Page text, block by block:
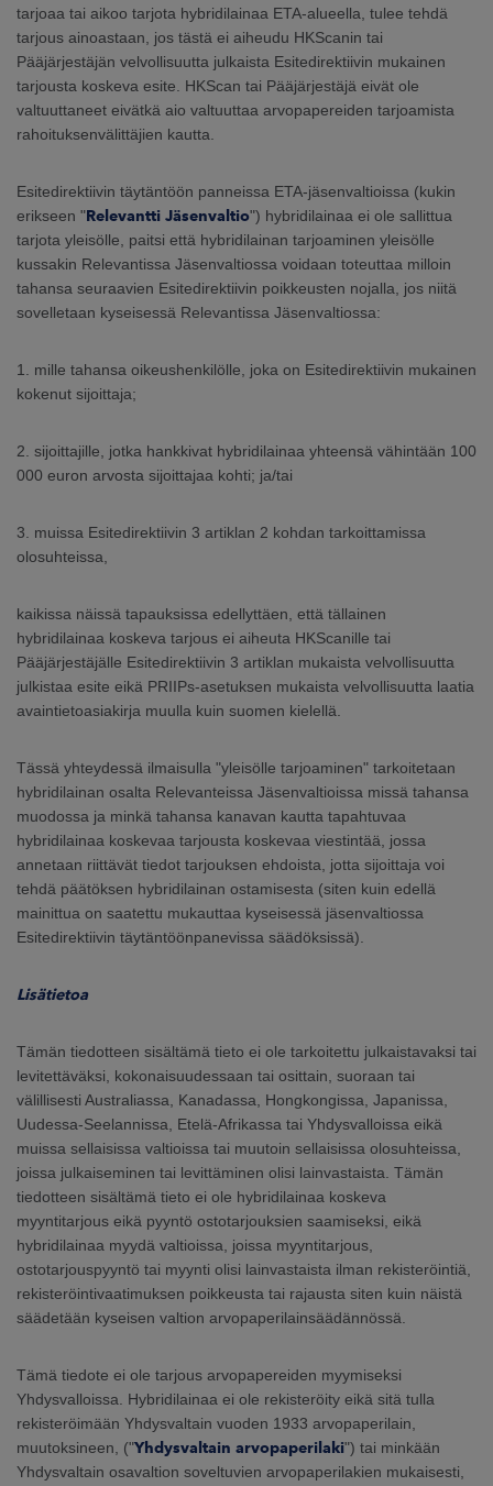
tarjoaa tai aikoo tarjota hybridilainaa ETA-alueella, tulee tehdä
tarjous ainoastaan, jos tästä ei aiheudu HKScanin tai
Pääjärjestäjän velvollisuutta julkaista Esitedirektiivin mukainen
tarjousta koskeva esite. HKScan tai Pääjärjestäjä eivät ole
valtuuttaneet eivätkä aio valtuuttaa arvopapereiden tarjoamista
rahoituksenvälittäjien kautta.
Esitedirektiivin täytäntöön panneissa ETA-jäsenvaltioissa (kukin
erikseen "Relevantti Jäsenvaltio") hybridilainaa ei ole sallittua
tarjota yleisölle, paitsi että hybridilainan tarjoaminen yleisölle
kussakin Relevantissa Jäsenvaltiossa voidaan toteuttaa milloin
tahansa seuraavien Esitedirektiivin poikkeusten nojalla, jos niitä
sovelletaan kyseisessä Relevantissa Jäsenvaltiossa:
1. mille tahansa oikeushenkilölle, joka on Esitedirektiivin mukainen
kokenut sijoittaja;
2. sijoittajille, jotka hankkivat hybridilainaa yhteensä vähintään 100
000 euron arvosta sijoittajaa kohti; ja/tai
3. muissa Esitedirektiivin 3 artiklan 2 kohdan tarkoittamissa
olosuhteissa,
kaikissa näissä tapauksissa edellyttäen, että tällainen
hybridilainaa koskeva tarjous ei aiheuta HKScanille tai
Pääjärjestäjälle Esitedirektiivin 3 artiklan mukaista velvollisuutta
julkistaa esite eikä PRIIPs-asetuksen mukaista velvollisuutta laatia
avaintietoasiakirja muulla kuin suomen kielellä.
Tässä yhteydessä ilmaisulla "yleisölle tarjoaminen" tarkoitetaan
hybridilainan osalta Relevanteissa Jäsenvaltioissa missä tahansa
muodossa ja minkä tahansa kanavan kautta tapahtuvaa
hybridilainaa koskevaa tarjousta koskevaa viestintää, jossa
annetaan riittävät tiedot tarjouksen ehdoista, jotta sijoittaja voi
tehdä päätöksen hybridilainan ostamisesta (siten kuin edellä
mainittua on saatettu mukauttaa kyseisessä jäsenvaltiossa
Esitedirektiivin täytäntöönpanevissa säädöksissä).
Lisätietoa
Tämän tiedotteen sisältämä tieto ei ole tarkoitettu julkaistavaksi tai
levitettäväksi, kokonaisuudessaan tai osittain, suoraan tai
välillisesti Australiassa, Kanadassa, Hongkongissa, Japanissa,
Uudessa-Seelannissa, Etelä-Afrikassa tai Yhdysvalloissa eikä
muissa sellaisissa valtioissa tai muutoin sellaisissa olosuhteissa,
joissa julkaiseminen tai levittäminen olisi lainvastaista. Tämän
tiedotteen sisältämä tieto ei ole hybridilainaa koskeva
myyntitarjous eikä pyyntö ostotarjouksien saamiseksi, eikä
hybridilainaa myydä valtioissa, joissa myyntitarjous,
ostotarjouspyyntö tai myynti olisi lainvastaista ilman rekisteröintiä,
rekisteröintivaatimuksen poikkeusta tai rajausta siten kuin näistä
säädetään kyseisen valtion arvopaperilainsäädännössä.
Tämä tiedote ei ole tarjous arvopapereiden myymiseksi
Yhdysvalloissa. Hybridilainaa ei ole rekisteröity eikä sitä tulla
rekisteröimään Yhdysvaltain vuoden 1933 arvopaperilain,
muutoksineen, ("Yhdysvaltain arvopaperilaki") tai minkään
Yhdysvaltain osavaltion soveltuvien arvopaperilakien mukaisesti,